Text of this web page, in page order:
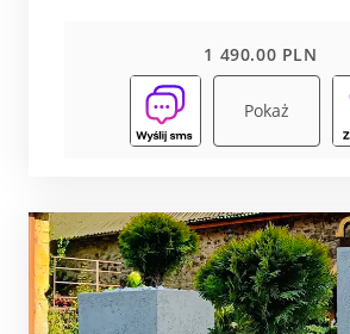
1 490.00 PLN
Pokaż